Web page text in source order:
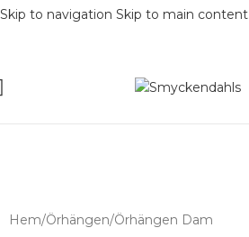
Skip to navigation Skip to main content
Hem/Örhängen/Örhängen Dam